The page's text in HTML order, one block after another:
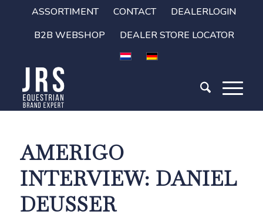
ASSORTIMENT CONTACT
DEALERLOGIN
B2B WEBSHOP
DEALER STORE LOCATOR
AMERIGO
INTERVIEW: DANIEL
DEUSSER